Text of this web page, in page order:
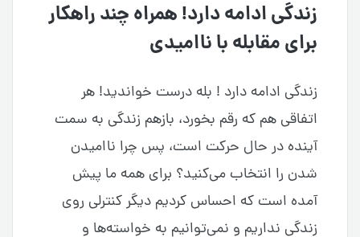
زندگی ادامه دارد! همراه چند راهکار
برای مقابله با ناامیدی
زندگی ادامه دارد ! بله درست خواندید! هر
اتفاقی هم که رقم بخورد، بازهم زندگی به سمت
آینده در حال حرکت است، پس چرا ناامیدن
شدن را انتخاب می‌کنید؟ برای همه ما پیش
آمده ‌است که احساس کردیم دیگر کنترلی روی
زندگی نداریم و نمی‌توانیم به خواسته‌ها و